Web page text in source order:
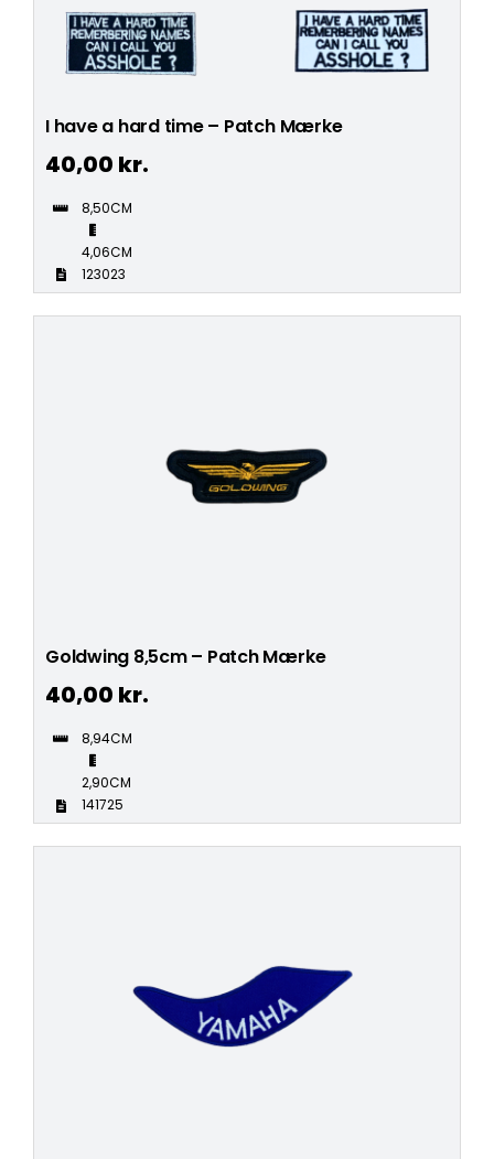
I have a hard time – Patch Mærke
40,00 kr.
8,50CM
4,06CM
123023
Goldwing 8,5cm – Patch Mærke
40,00 kr.
8,94CM
2,90CM
141725